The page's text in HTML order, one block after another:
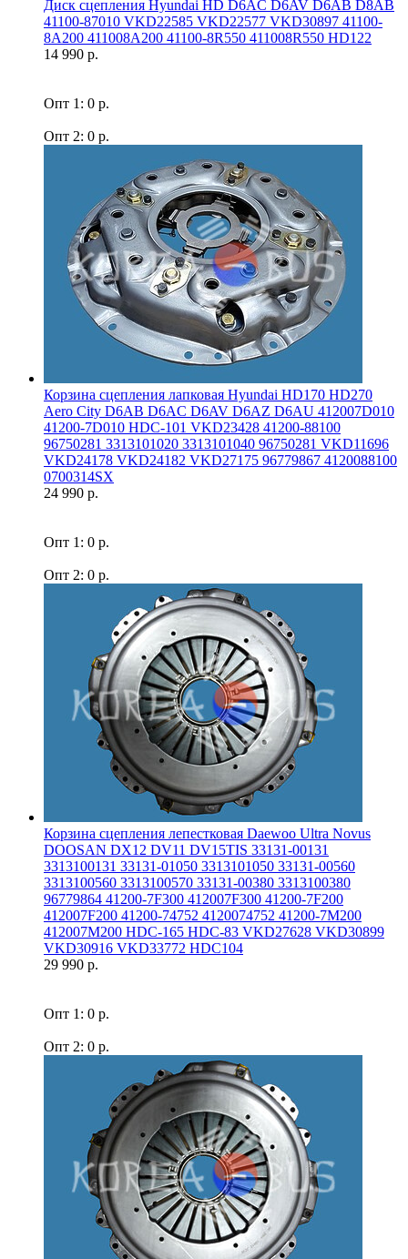
Диск сцепления Hyundai HD D6AC D6AV D6AB D8AB
41100-87010 VKD22585 VKD22577 VKD30897 41100-
8A200 411008A200 41100-8R550 411008R550 HD122
14 990 р.
Опт 1: 0 р.
Опт 2: 0 р.
Корзина сцепления лапковая Hyundai HD170 HD270
Aero Сity D6AB D6AC D6AV D6AZ D6AU 412007D010
41200-7D010 HDC-101 VKD23428 41200-88100
96750281 3313101020 3313101040 96750281 VKD11696
VKD24178 VKD24182 VKD27175 96779867 4120088100
0700314SX
24 990 р.
Опт 1: 0 р.
Опт 2: 0 р.
Корзина сцепления лепестковая Daewoo Ultra Novus
DOOSAN DX12 DV11 DV15TIS 33131-00131
3313100131 33131-01050 3313101050 33131-00560
3313100560 3313100570 33131-00380 3313100380
96779864 41200-7F300 412007F300 41200-7F200
412007F200 41200-74752 4120074752 41200-7M200
412007M200 HDC-165 HDC-83 VKD27628 VKD30899
VKD30916 VKD33772 HDC104
29 990 р.
Опт 1: 0 р.
Опт 2: 0 р.